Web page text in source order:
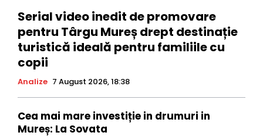
Serial video inedit de promovare
pentru Târgu Mureș drept destinație
turistică ideală pentru familiile cu
copii
Analize 7 August 2026, 18:38
Cea mai mare investiție in drumuri in
Mureș: La Sovata